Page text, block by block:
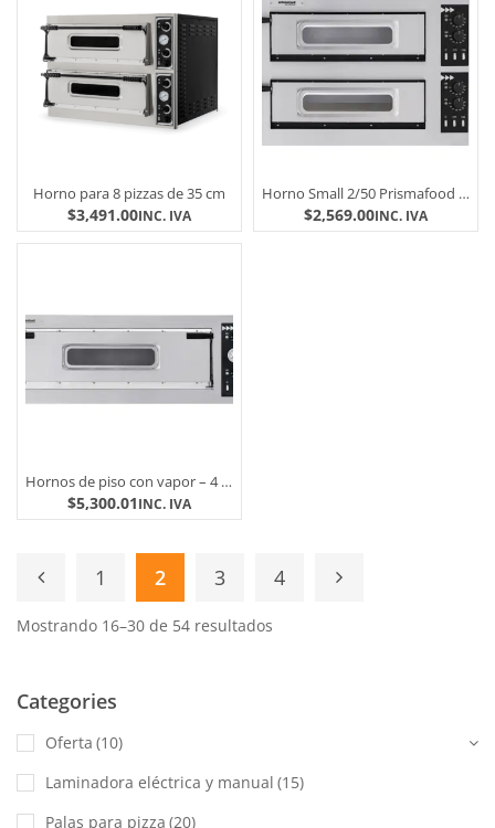
Horno para 8 pizzas de 35 cm
$3,491.00INC. IVA
Horno Small 2/50 Prismafood Italia
$2,569.00INC. IVA
Hornos de piso con vapor – 4 bandejas
$5,300.01INC. IVA
1 2 3 4
Mostrando 16–30 de 54 resultados
Categories
Oferta (10)
Laminadora eléctrica y manual (15)
Palas para pizza (20)